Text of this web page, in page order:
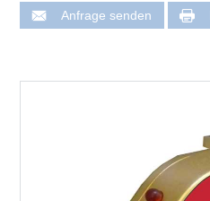
Anfrage senden